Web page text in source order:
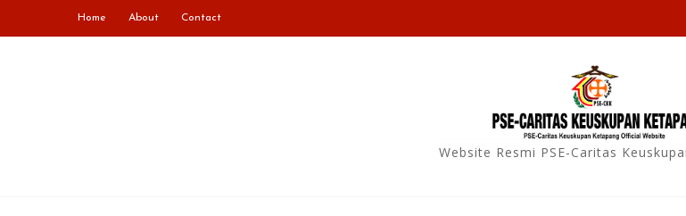
Home About Contact
Website Resmi PSE-Caritas